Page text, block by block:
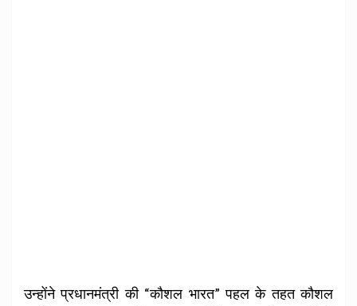
उन्होंने प्रधानमंत्री की “कौशल भारत” पहल के तहत कौशल